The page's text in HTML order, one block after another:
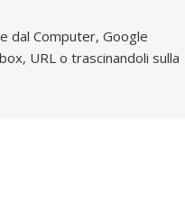
dal Computer, Google
URL o trascinandoli sulla